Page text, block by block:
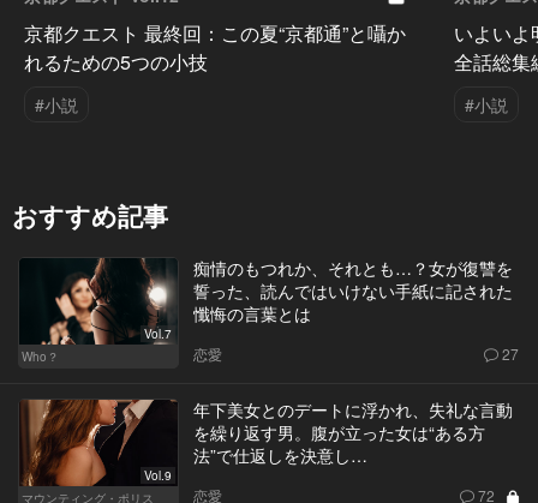
京都クエスト 最終回：この夏“京都通”と囁か
れるための5つの小技
#小説
いよい
全話総集
#小説
おすすめ記事
Vol.7
Who？
痴情のもつれか、それとも…？女が復讐を
誓った、読んではいけない手紙に記された
懺悔の言葉とは
恋愛 27
Vol.9
マウンティング・ポリス
年下美女とのデートに浮かれ、失礼な言動
を繰り返す男。腹が立った女は“ある方
法”で仕返しを決意し…
恋愛 72